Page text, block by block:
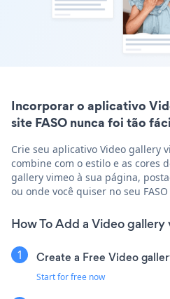
Incorporar o aplicativo
site FASO nunca foi tão
Crie seu aplicativo Video gallery
combine com o estilo e as cores
gallery vimeo à sua página,
ou onde você quiser no seu
How To Add a Video
Create a Free Video
Start for free now